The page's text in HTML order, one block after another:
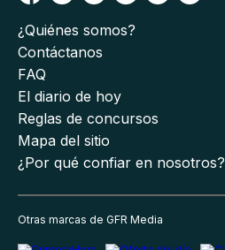
¿Quiénes somos?
Contáctanos
FAQ
El diario de hoy
Reglas de concursos
Mapa del sitio
¿Por qué confiar en nosotros?
Otras marcas de GFR Media